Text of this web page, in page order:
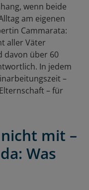
wenn beide
am eigenen
Cammarata:
aller Väter
davon über 60
In jedem
–
– für
mit –
Was